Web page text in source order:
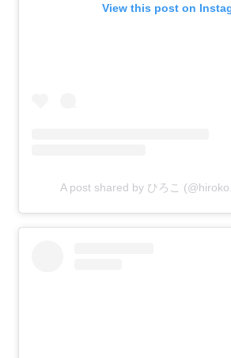
View this post on
A post shared by ひろこ